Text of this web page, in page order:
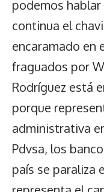
podemos
continua el
encaramado en
fraguados por
Rodríguez está
porque
administrativa
Pdvsa, los
país se paraliza